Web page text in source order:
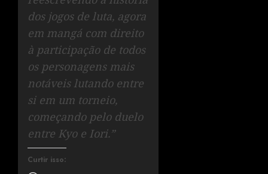
dos jogos de luta, agora
em mangá com direito
à participação de todos
os personagens mais
notáveis lutando entre
si em um torneio,
começando pelo duelo
entre Kyo e Iori.”
Curtir isso: